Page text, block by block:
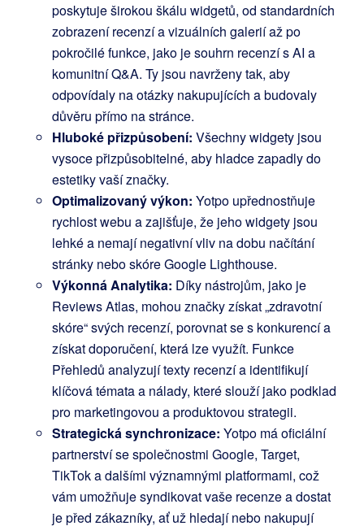
poskytuje širokou škálu widgetů, od standardních
zobrazení recenzí a vizuálních galerií až po
pokročilé funkce, jako je souhrn recenzí s AI a
komunitní Q&A. Ty jsou navrženy tak, aby
odpovídaly na otázky nakupujících a budovaly
důvěru přímo na stránce.
Hluboké přizpůsobení: Všechny widgety jsou
vysoce přizpůsobitelné, aby hladce zapadly do
estetiky vaší značky.
Optimalizovaný výkon: Yotpo upřednostňuje
rychlost webu a zajišťuje, že jeho widgety jsou
lehké a nemají negativní vliv na dobu načítání
stránky nebo skóre Google Lighthouse.
Výkonná Analytika: Díky nástrojům, jako je
Reviews Atlas, mohou značky získat „zdravotní
skóre“ svých recenzí, porovnat se s konkurencí a
získat doporučení, která lze využít. Funkce
Přehledů analyzují texty recenzí a identifikují
klíčová témata a nálady, které slouží jako podklad
pro marketingovou a produktovou strategii.
Strategická synchronizace: Yotpo má oficiální
partnerství se společnostmi Google, Target,
TikTok a dalšími významnými platformami, což
vám umožňuje syndikovat vaše recenze a dostat
je před zákazníky, ať už hledají nebo nakupují